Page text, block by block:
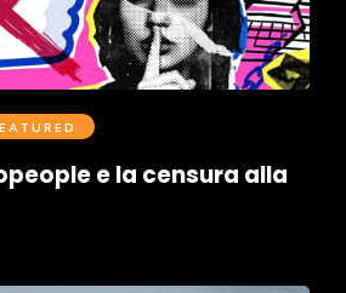
e la censura alla